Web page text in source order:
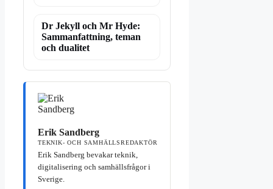
Dr Jekyll och Mr Hyde:
Sammanfattning, teman
och dualitet
Erik Sandberg
TEKNIK- OCH SAMHÄLLSREDAKTÖR
Erik Sandberg bevakar teknik,
digitalisering och samhällsfrågor i
Sverige.